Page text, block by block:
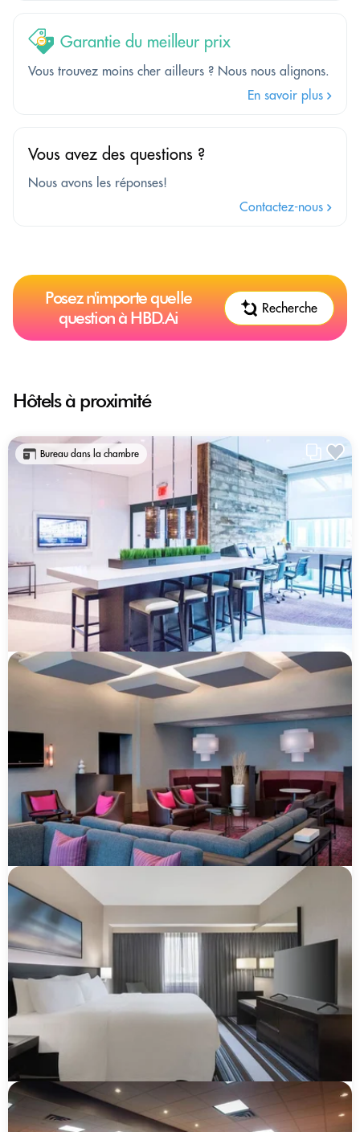
Garantie du meilleur prix
Vous trouvez moins cher ailleurs ? Nous nous alignons.
En savoir plus
Vous avez des questions ?
Nous avons les réponses!
Contactez-nous
Posez n'importe quelle
question à HBD.Ai
Recherche
Hôtels à proximité
Bureau dans la chambre